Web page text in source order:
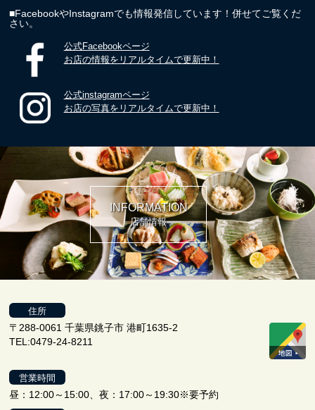
■FacebookやInstagramでも情報発信しています！併せてご覧くだ
さい。
公式Facebookページ
お店の情報をリアルタイムで更新中！
公式instagramページ
お店の写真をリアルタイムで更新中！
INFORMATION
店舗情報
住所
〒288-0061 千葉県銚子市 港町1635-2
TEL:0479-24-8211
営業時間
昼：12:00～15:00、夜：17:00～19:30※要予約